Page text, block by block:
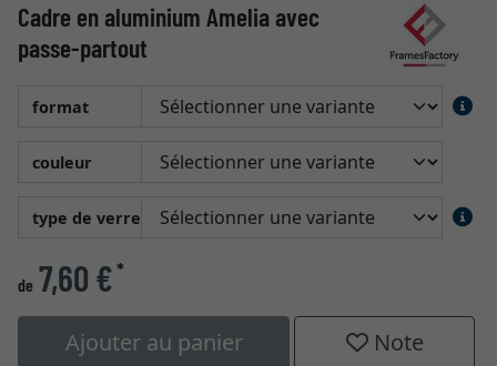
Cadre en aluminium Amelia avec
passe-partout
format
couleur
type de verre
de 7,60 €*
Ajouter au panier Note